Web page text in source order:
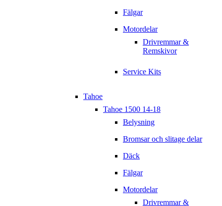
Fälgar
Motordelar
Drivremmar &
Remskivor
Service Kits
Tahoe
Tahoe 1500 14-18
Belysning
Bromsar och slitage delar
Däck
Fälgar
Motordelar
Drivremmar &